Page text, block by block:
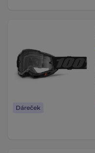
Dáreček